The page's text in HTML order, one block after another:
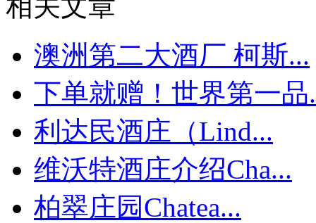
澳洲第二大酒厂 柯斯...
下单就赠！世界第一品
利达民酒庄（Lind...
维沃特酒庄介绍Cha...
柏翠庄园Chatea...